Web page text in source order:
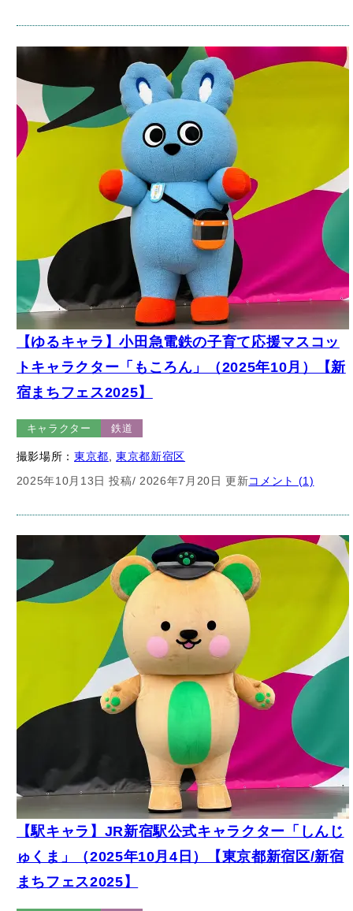
【ゆるキャラ】小田急電鉄の子育て応援マスコッ
トキャラクター「もころん」（2025年10月）【新
宿まちフェス2025】
撮影場所：東京都 , 東京都新宿区
2025年10月13日 投稿/ 2026年7月20日 更新
【駅キャラ】JR新宿駅公式キャラクター「しんじ
ゅくま」（2025年10月4日）【東京都新宿区/新宿
まちフェス2025】